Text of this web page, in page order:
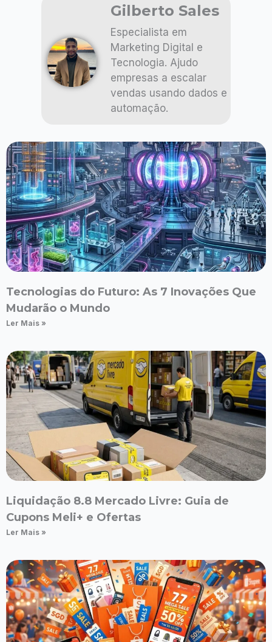
Gilberto Sales
Especialista em
Marketing Digital e
Tecnologia. Ajudo
empresas a escalar
vendas usando dados e
automação.
Tecnologias do Futuro: As 7 Inovações Que
Mudarão o Mundo
Ler Mais »
Liquidação 8.8 Mercado Livre: Guia de
Cupons Meli+ e Ofertas
Ler Mais »